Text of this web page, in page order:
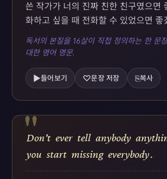
쓴 작가가 너의 진짜 친한 친구였으면
화하고 싶을 때 전화할 수 있었으면 좋
독서의 본질을 16살이 직접 정의하는 한 문
대한 영어 명문.
▶들어보기 ♡문장 저장 ⎘복사
"
Don't ever tell anybody
you start missing everybody.